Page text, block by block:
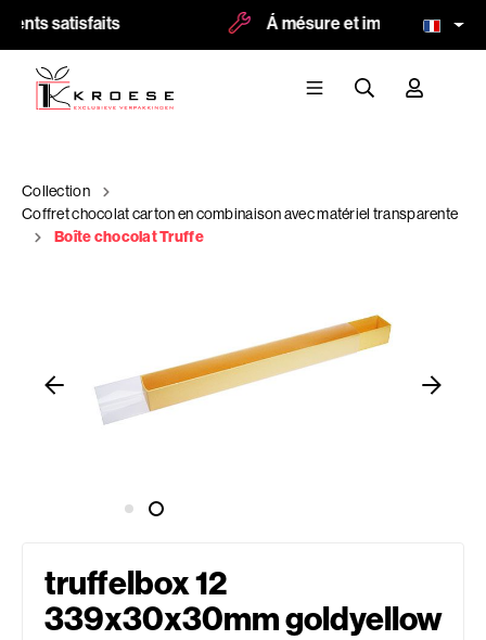
satisfaits Á mésure et impression
Collection
Coffret chocolat carton en combinaison avec matériel transparente
Boîte chocolat Truffe
truffelbox 12
339x30x30mm goldyellow